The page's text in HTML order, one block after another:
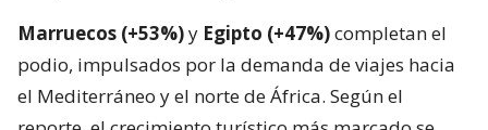
Marruecos (+53%)y Egipto (+47%)completan el
podio, impulsados por la demanda de viajes hacia
el Mediterráneo y el norte de África. Según el